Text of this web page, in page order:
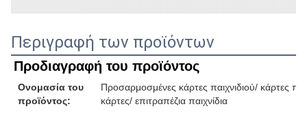
Περιγραφή των προϊόντων
Προδιαγραφή του προϊόντος
Ονομασία του
προϊόντος:
Προσαρμοσμένες κάρτες παιχνιδιού/ κάρτες
κάρτες/ επιτραπέζια παιχνίδια